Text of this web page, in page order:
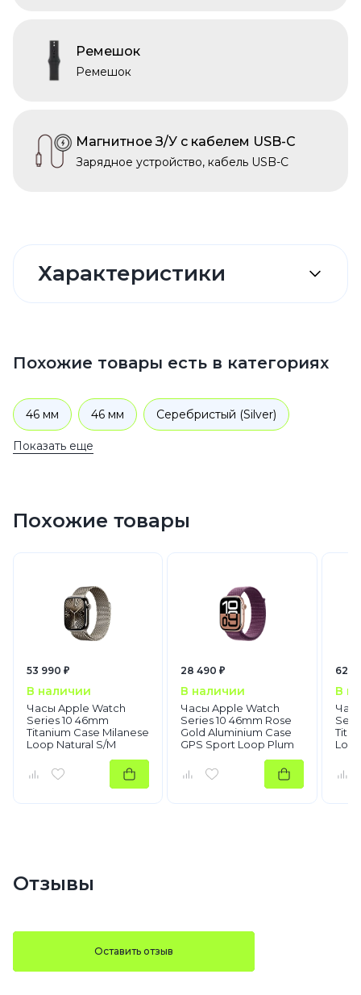
Ремешок
Ремешок
Магнитное З/У с кабелем USB-C
Зарядное устройство, кабель USB-C
Характеристики
Похожие товары есть в категориях
46 мм 46 мм Серебристый (Silver)
Серебристый (Silver)
Умные смарт часы Apple Watch
Apple Watch Series 10
Показать еще
Похожие товары
53 990 ₽
В наличии
Часы Apple Watch
Series 10 46mm
Titanium Case Milanese
Loop Natural S/M
28 490 ₽
В наличии
Часы Apple Watch
Series 10 46mm Rose
Gold Aluminium Case
GPS Sport Loop Plum
62
В
Отзывы
Оставить отзыв